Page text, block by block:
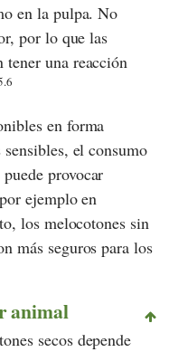
en la pulpa. No
por lo que las
tener una reacción
en forma
el consumo
provocar
ejemplo en
los melocotones sin
más seguros para los
animal
secos depende